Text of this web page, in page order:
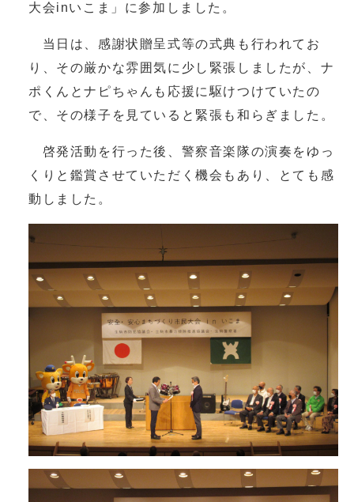
大会inいこま」に参加しました。
当日は、感謝状贈呈式等の式典も行われてお
り、その厳かな雰囲気に少し緊張しましたが、ナ
ポくんとナピちゃんも応援に駆けつけていたの
で、その様子を見ていると緊張も和らぎました。
啓発活動を行った後、警察音楽隊の演奏をゆっ
くりと鑑賞させていただく機会もあり、とても感
動しました。